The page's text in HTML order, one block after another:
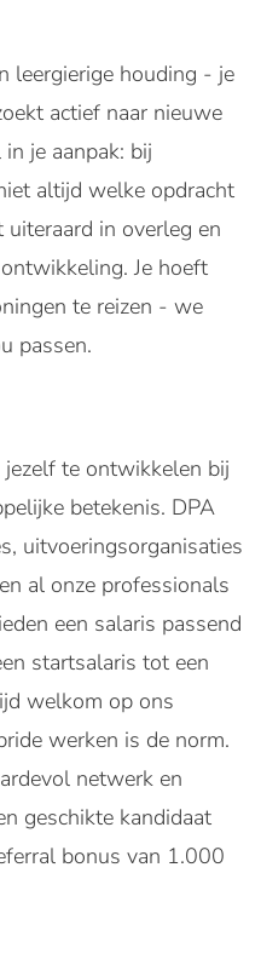
leergierige houding - je
actief naar nieuwe
je aanpak: bij
altijd welke opdracht
in overleg en
Je hoeft
te reizen - we
passen.
te ontwikkelen bij
betekenis. DPA
uitvoeringsorganisaties
al onze professionals
een salaris passend
startsalaris tot een
welkom op ons
werken is de norm.
netwerk en
geschikte kandidaat
bonus van 1.000